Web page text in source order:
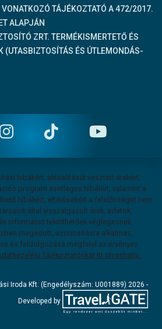
TÁJÉKOZTATÓ A 472/2017.
ALAPJÁN
ZRT. TERMÉKISMERTETŐ ÉS
(UTASBIZTOSÍTÁS ÉS ÚTLEMONDÁS-
hibákért, aktualitását vesztett árakért,
program esetleges hibáiért, valamint a
hibákért, eltérésekért a felelősséget nem
által visszaigazolt árak, adatok,
információ tekinthetőek véglegesnek.
megadott, azonosításra alkalmas,
és feldolgozása megfelel az érvényes
Tájékoztatónkat itt olvashatja.
Iroda Kft. (Engedélyszám: U001889) 2026 -
Developed by